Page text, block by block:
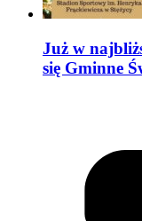
Już w
się Gminne